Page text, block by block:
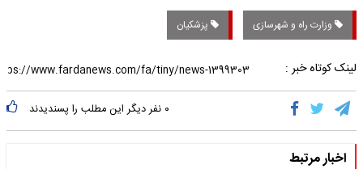
وزارت راه و شهرسازی پزشکیان
لینک کوتاه خبر :
۰ نفر دیگر این مطلب را پسندیدند
اخبار مرتبط